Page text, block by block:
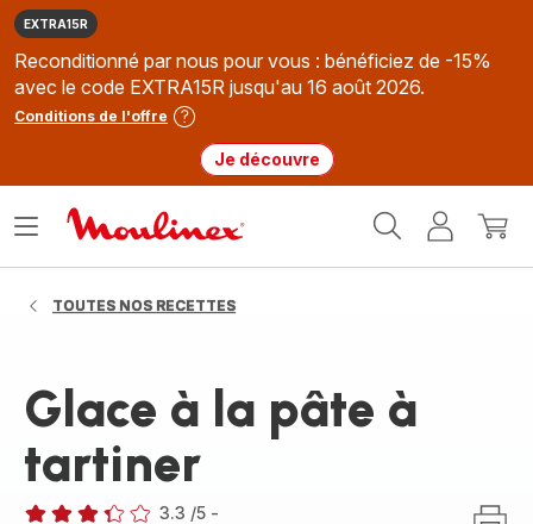
EXTRA15R
Reconditionné par nous pour vous : bénéficiez de -15%
avec le code EXTRA15R jusqu'au 16 août 2026.
Conditions de l'offre
Je découvre
MonMon
Ouvrir
TOUTES NOS RECETTES
Glace à la pâte à
tartiner
3.3 /5 -